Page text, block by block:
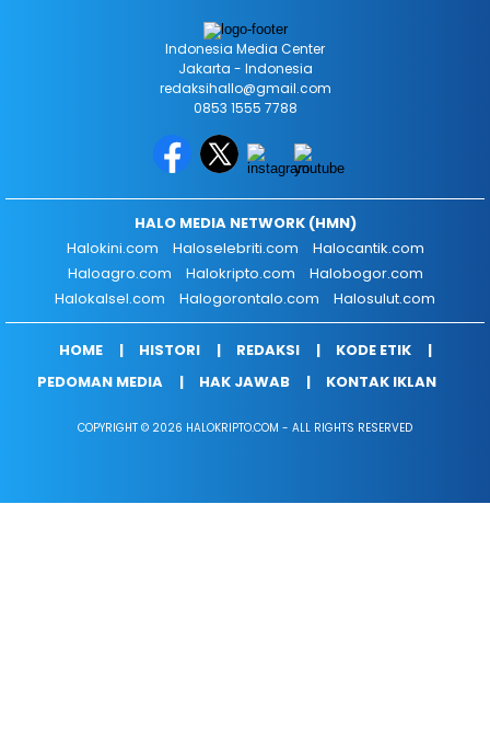
Indonesia Media Center
Jakarta - Indonesia
redaksihallo@gmail.com
0853 1555 7788
HALO MEDIA NETWORK (HMN)
Halokini.com
Haloselebriti.com
Halocantik.com
Haloagro.com
Halokripto.com
Halobogor.com
Halokalsel.com
Halogorontalo.com Halosulut.com
HOME HISTORI REDAKSI
KODE ETIK
PEDOMAN MEDIA
HAK JAWAB KONTAK IKLAN
COPYRIGHT © 2026 HALOKRIPTO.COM - ALL RIGHTS RESERVED